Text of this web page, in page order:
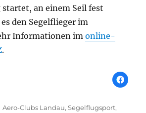
an einem Seil fest
den Segelflieger im
Informationen imonline-
.
Schlagwörter
Aero-Clubs Landau,Segelflugsport,